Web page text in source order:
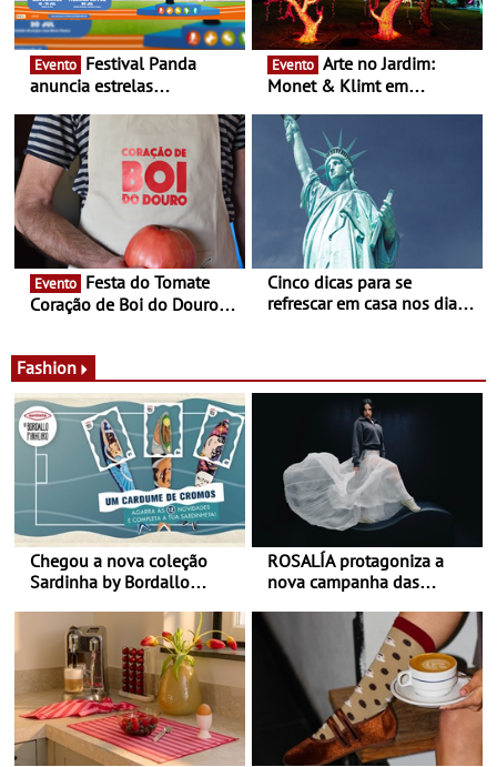
Evento
anuncia estrelas
- Entre Junho e Julho pelo
país
Evento
Monet & Klimt em
ao final de Setembro -
Experiência luminosa no
jardim do Museu de
Alberto Sampaio
Evento
Coração de Boi do Douro -
Cinco dicas para se
refrescar em casa nos dias
Fashion
Chegou a nova coleção
Sardinha by Bordallo
ROSALÍA protagoniza a
nova campanha das
Balance